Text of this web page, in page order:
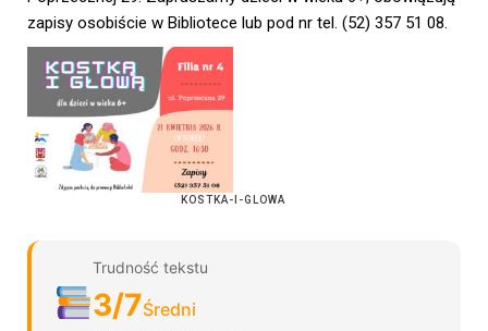
zapisy osobiście w Bibliotece lub pod nr tel. (52) 357 51 08.
KOSTKA-I-GLOWA
Trudność tekstu
3/7Średni